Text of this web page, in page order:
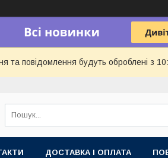
та повідомлення будуть оброблені з
ДОСТАВКА І ОПЛАТА